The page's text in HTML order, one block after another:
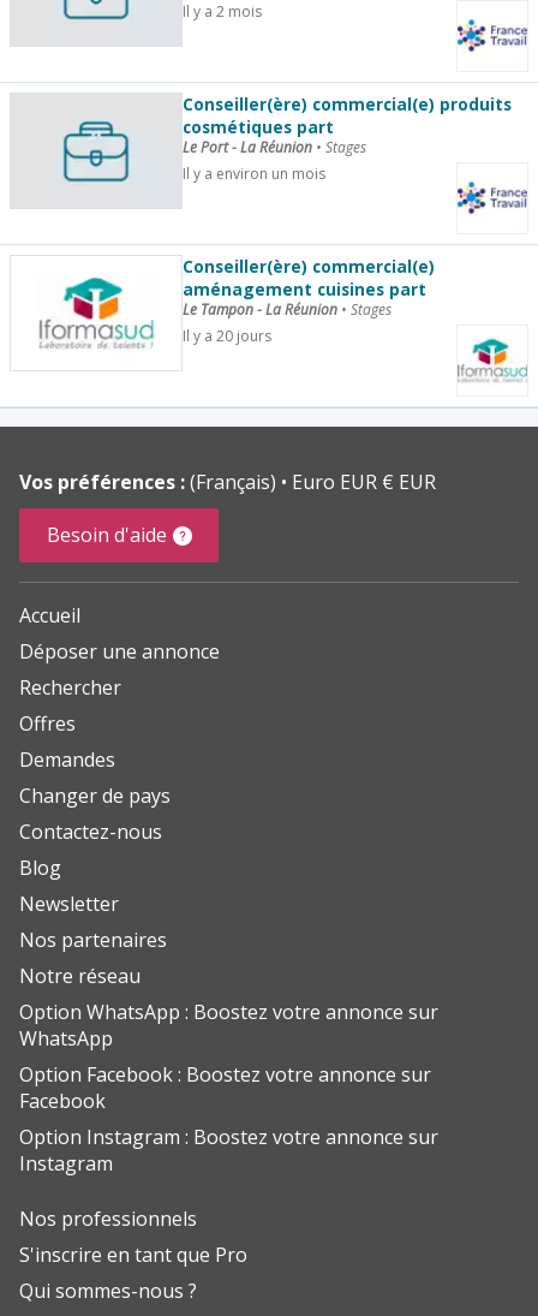
Il y a 2 mois
Conseiller(ère) commercial(e) produits
cosmétiques part
Le Port - La Réunion • Stages
Il y a environ un mois
Conseiller(ère) commercial(e)
aménagement cuisines part
Le Tampon - La Réunion • Stages
Il y a 20 jours
Vos préférences :(Français)
Euro EUR € EUR
Besoin d'aide
Accueil
Déposer une annonce
Rechercher
Offres
Demandes
Changer de pays
Contactez-nous
Blog
Newsletter
Nos partenaires
Notre réseau
Option WhatsApp : Boostez votre annonce sur
WhatsApp
Option Facebook : Boostez votre annonce sur
Facebook
Option Instagram : Boostez votre annonce sur
Instagram
Nos professionnels
S'inscrire en tant que Pro
Qui sommes-nous ?